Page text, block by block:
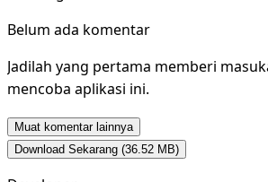
Belum ada komentar
Jadilah yang pertama memberi
mencoba aplikasi ini.
Muat komentar lainnya
Download Sekarang (36.52 MB)